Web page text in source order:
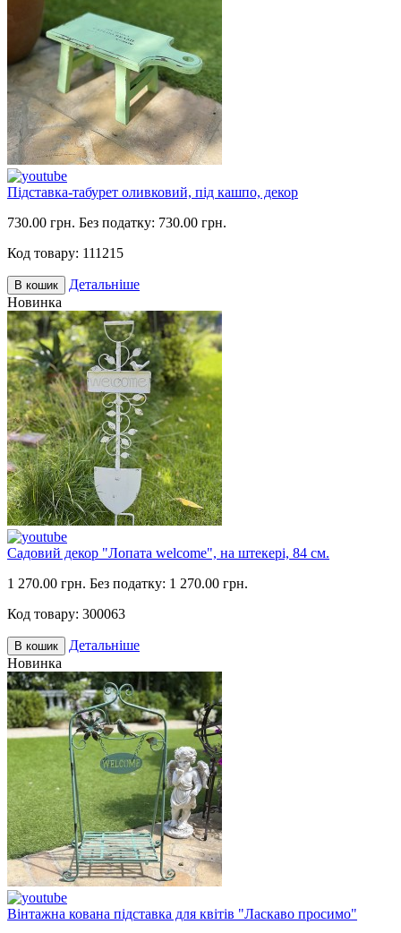
Підставка-табурет оливковий, під кашпо, декор
730.00 грн. Без податку: 730.00 грн.
Код товару: 111215
В кошик
Детальніше
Новинка
Садовий декор "Лопата welcome", на штекері, 84 см.
1 270.00 грн. Без податку: 1 270.00 грн.
Код товару: 300063
В кошик
Детальніше
Новинка
Вінтажна кована підставка для квітів "Ласкаво просимо"